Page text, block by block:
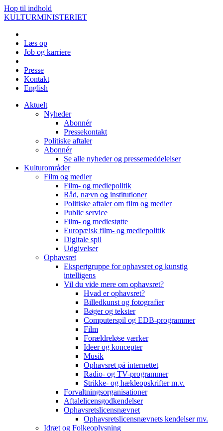
Hop til indhold
KULTURMINISTERIET
Læs op
Job og karriere
Presse
Kontakt
English
Aktuelt
Nyheder
Abonnér
Pressekontakt
Politiske aftaler
Abonnér
Se alle nyheder og pressemeddelelser
Kulturområder
Film og medier
Film- og mediepolitik
Råd, nævn og institutioner
Politiske aftaler om film og medier
Public service
Film- og mediestøtte
Europæisk film- og mediepolitik
Digitale spil
Udgivelser
Ophavsret
Ekspertgruppe for ophavsret og kunstig
intelligens
Vil du vide mere om ophavsret?
Hvad er ophavsret?
Billedkunst og fotografier
Bøger og tekster
Computerspil og EDB-programmer
Film
Forældreløse værker
Ideer og koncepter
Musik
Ophavsret på internettet
Radio- og TV-programmer
Strikke- og hækleopskrifter m.v.
Forvaltningsorganisationer
Aftalelicensgodkendelser
Ophavsretslicensnævnet
Ophavsretslicensnævnets kendelser mv.
Idræt og Folkeoplysning